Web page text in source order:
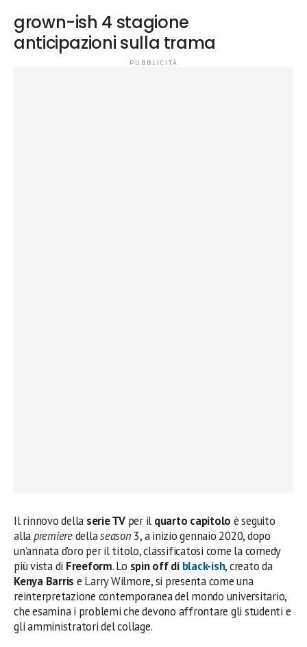
grown-ish 4 stagione
anticipazioni sulla trama
Il rinnovo della serie TVper il quarto capitolo è seguito
allapremieredellaseason 3, a inizio gennaio 2020, dopo
un’annata d’oro per il titolo, classificatosi come la comedy
più vista di Freeform. Lo spin off di black-ish, creato da
Kenya Barris e Larry Wilmore, si presenta come una
reinterpretazione contemporanea del mondo universitario,
che esamina i problemi che devono affrontare gli studenti e
gli amministratori del collage.